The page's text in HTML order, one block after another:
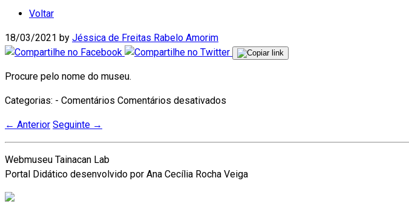
Voltar
18/03/2021 by Jéssica de Freitas Rabelo Amorim
Procure pelo nome do museu.
Categorias: - Comentários Comentários desativados
← Anterior Seguinte →
Webmuseu Tainacan Lab
Portal Didático desenvolvido por Ana Cecília Rocha Veiga